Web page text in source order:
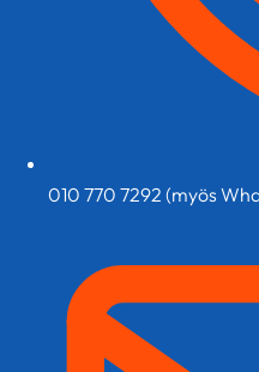
010 770 7292 (myös